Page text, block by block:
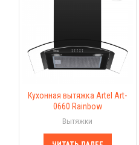
Кухонная вытяжка Artel Art-
0660 Rainbow
Вытяжки